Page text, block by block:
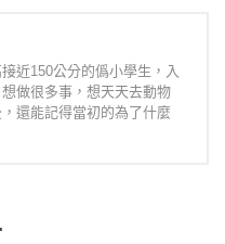
近150公分的僞小學生，入
做很多事，想天天去動物
還能記得當初的為了什麼